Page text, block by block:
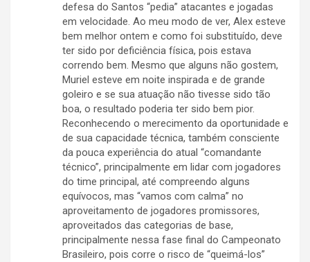
defesa do Santos “pedia” atacantes e jogadas
em velocidade. Ao meu modo de ver, Alex esteve
bem melhor ontem e como foi substituído, deve
ter sido por deficiência física, pois estava
correndo bem. Mesmo que alguns não gostem,
Muriel esteve em noite inspirada e de grande
goleiro e se sua atuação não tivesse sido tão
boa, o resultado poderia ter sido bem pior.
Reconhecendo o merecimento da oportunidade e
de sua capacidade técnica, também consciente
da pouca experiência do atual “comandante
técnico”, principalmente em lidar com jogadores
do time principal, até compreendo alguns
equívocos, mas “vamos com calma” no
aproveitamento de jogadores promissores,
aproveitados das categorias de base,
principalmente nessa fase final do Campeonato
Brasileiro, pois corre o risco de “queimá-los”